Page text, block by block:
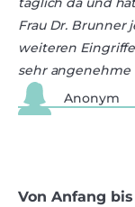
Frau Dr.
weiteren
sehr angenehme
Anonym
Von Anfang